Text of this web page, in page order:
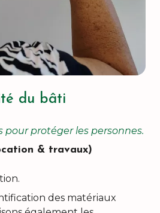
du bâti
pour protéger les personnes.
& travaux)
des matériaux